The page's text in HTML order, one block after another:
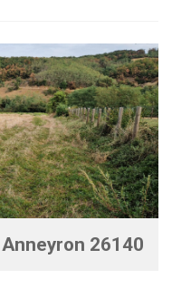
Anneyron 26140